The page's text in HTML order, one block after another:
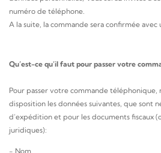
numéro de téléphone.
A la suite, la commande sera confirmée avec
Qu’est-ce qu’il faut pour passer votre
Pour passer votre commande téléphonique,
disposition les données suivantes, que sont
d’expédition et pour les documents fiscaux
juridiques):
- Nom